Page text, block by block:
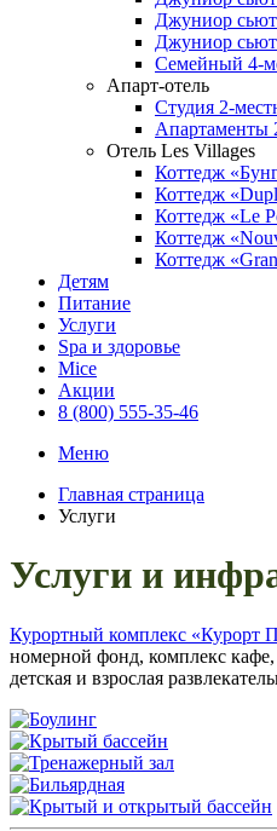
Джуниор
Джуниор
Семейный 4-
Апарт-отель
Студия 2-
Апартаменты
Отель Les Villages
Коттедж
Коттедж
Коттедж «Le
Коттедж
Коттедж
Детям
Питание
Услуги
Spa и здоровье
Mice
Акции
8 (800) 555-35-46
Меню
Главная страница
Услуги
Услуги и
Курортный комплекс «Курорт
номерной фонд, комплекс
детская и взрослая